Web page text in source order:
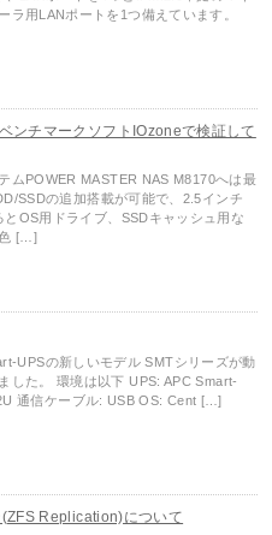
ラ用LANポートを1つ備えています。
ンチマークソフトIOzoneで検証して
ムPOWER MASTER NAS M8170へは最
SSDの追加搭載が可能で、2.5インチ
とOS用ドライブ、SSDキャッシュ用な
色 […]
UPSの新しいモデル SMTシリーズが動
した。 環境は以下 UPS: APC Smart-
通信ケーブル: USB OS: Cent […]
Replication)について